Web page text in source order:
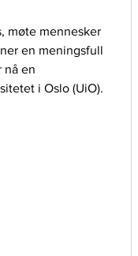
møte mennesker
en meningsfull
nå en
i Oslo (UiO).